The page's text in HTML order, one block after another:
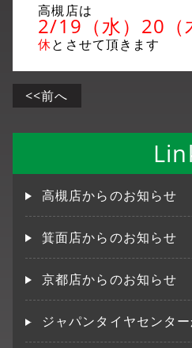
高槻店は
2/19（水）20（
休とさせて頂きます
<<前へ
高槻店からのお知らせ
箕面店からのお知らせ
京都店からのお知らせ
ジャパンタイヤセンタ